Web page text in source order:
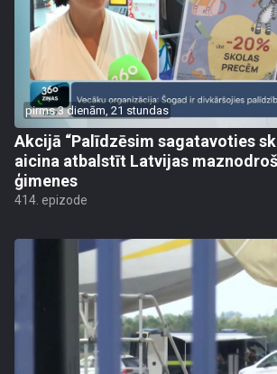
pirms 3 dienām, 21 stundas
Akcijā “Palīdzēsim sagatavoties
aicina atbalstīt Latvijas
ģimenes
414. epizode